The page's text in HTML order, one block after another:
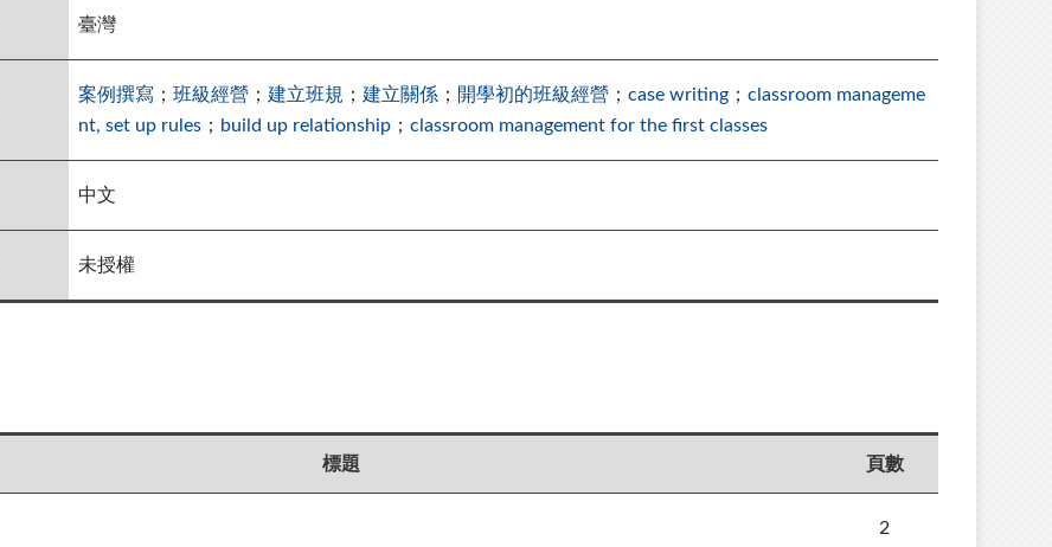
臺灣
案例撰寫 ； 班級經營 ； 建立班規 ； 建立關係 ； 開學初的班級經營 ； case writing ； classroom manageme
nt, set up rules ； build up relationship ； classroom management for the first classes
中文
未授權
標題 頁數
2